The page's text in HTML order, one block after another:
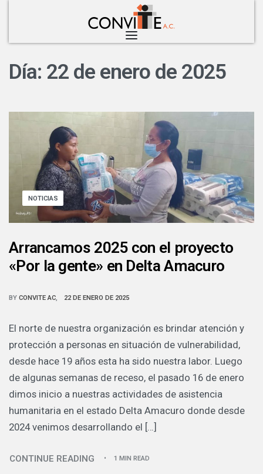
Día: 22 de enero de 2025
NOTICIAS
Arrancamos 2025 con el proyecto
«Por la gente» en Delta Amacuro
BY CONVITE AC 22 DE ENERO DE 2025
El norte de nuestra organización es brindar atención y
protección a personas en situación de vulnerabilidad,
desde hace 19 años esta ha sido nuestra labor. Luego
de algunas semanas de receso, el pasado 16 de enero
dimos inicio a nuestras actividades de asistencia
humanitaria en el estado Delta Amacuro donde desde
2024 venimos desarrollando el […]
CONTINUE READING 1 MIN READ